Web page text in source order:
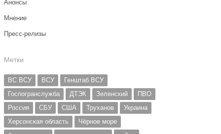
Анонсы
Мнение
Пресс-релизы
Метки
ВС ВСУ ВСУ
Генштаб ВСУ
Госпогранслужба
ДТЭК Зеленский
ПВО
Россия
СБУ США Труханов
Украина
Херсонская область
Чёрное море